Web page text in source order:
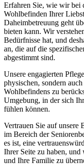
Erfahren Sie, wie wir bei
Wohlbefinden Ihrer
Daheimbetreuung geht
bieten kann. Wir
Bedürfnisse hat, und
an, die auf die
abgestimmt sind.
Unsere engagierten
physischen, sondern
Wohlbefindens zu
Umgebung, in der sich
fühlen können.
Vertrauen Sie auf unsere
im Bereich der
es ist, eine
Ihrer Seite zu haben,
und Ihre Familie zu